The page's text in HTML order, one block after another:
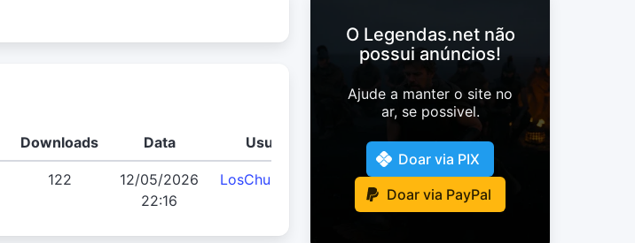
Downloads Data Usuário
122
12/05/2026
22:16
LosChulosTeam
O Legendas.net não
possui anúncios!
Ajude a manter o site no
ar, se possivel.
Doar via PIX
Doar via PayPal